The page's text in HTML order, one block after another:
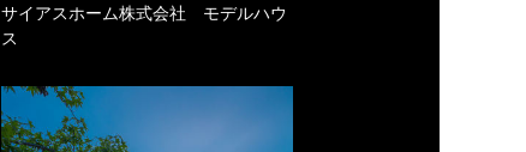
サイアスホーム株式会社 モデルハウ
ス